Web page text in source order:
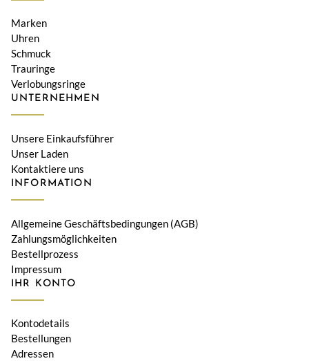
Marken
Uhren
Schmuck
Trauringe
Verlobungsringe
UNTERNEHMEN
Unsere Einkaufsführer
Unser Laden
Kontaktiere uns
INFORMATION
Allgemeine Geschäftsbedingungen (AGB)
Zahlungsmöglichkeiten
Bestellprozess
Impressum
IHR KONTO
Kontodetails
Bestellungen
Adressen